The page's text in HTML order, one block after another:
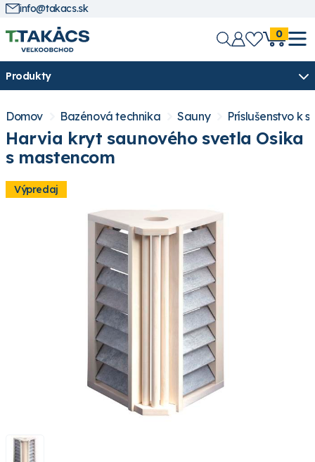
info@takacs.sk
0
Produkty
Domov Bazénová technika Sauny Príslušenstvo k
Harvia kryt saunového svetla Osika
s mastencom
Výpredaj